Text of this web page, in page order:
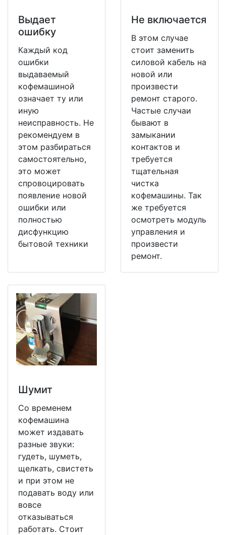
Выдает
ошибку
Каждый код
ошибки
выдаваемый
кофемашиной
означает ту или
иную
неисправность. Не
рекомендуем в
этом разбираться
самостоятельно,
это может
спровоцировать
появление новой
ошибки или
полностью
дисфункцию
бытовой техники
Не включается
В этом случае
стоит заменить
силовой кабель на
новой или
произвести
ремонт старого.
Частые случаи
бывают в
замыкании
контактов и
требуется
тщательная
чистка
кофемашины. Так
же требуется
осмотреть модуль
управления и
произвести
ремонт.
Шумит
Со временем
кофемашина
может издавать
разные звуки:
гудеть, шуметь,
щелкать, свистеть
и при этом не
подавать воду или
вовсе
отказываться
работать. Стоит